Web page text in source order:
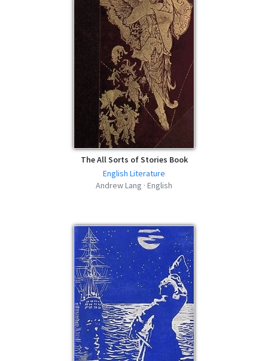
The All Sorts of Stories Book
English Literature
Andrew Lang · English